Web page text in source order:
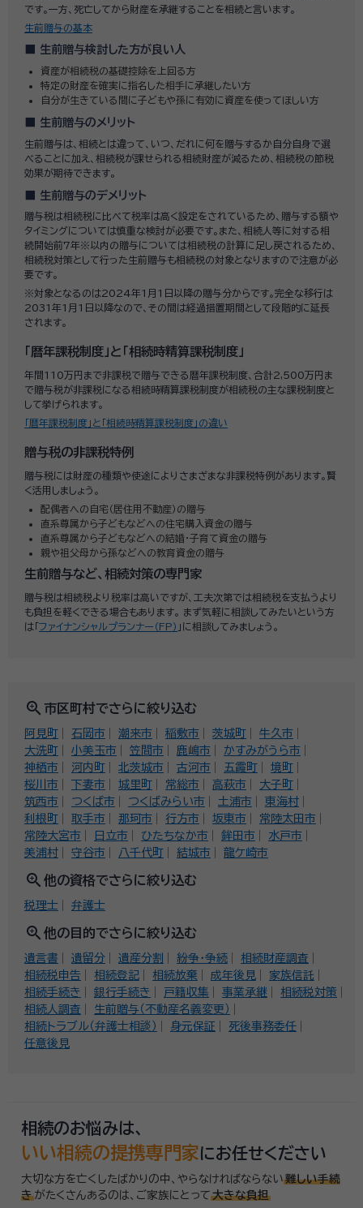
です。一方、死亡してから財産を承継することを相続と言います。
生前贈与の基本
生前贈与検討した方が良い人
資産が相続税の基礎控除を上回る方
特定の財産を確実に指名した相手に承継したい方
自分が生きている間に子どもや孫に有効に資産を使ってほしい方
生前贈与のメリット
生前贈与は、相続とは違って、いつ、だれに何を贈与するか自分自身で選
べることに加え、相続税が課せられる相続財産が減るため、相続税の節税
効果が期待できます。
生前贈与のデメリット
贈与税は相続税に比べて税率は高く設定をされているため、贈与する額や
タイミングについては慎重な検討が必要です。また、相続人等に対する相
続開始前7年※以内の贈与については相続税の計算に足し戻されるため、
相続税対策として行った生前贈与も相続税の対象となりますので注意が必
要です。
※対象となるのは2024年1月1日以降の贈与分からです。完全な移行は
2031年1月1日以降なので、その間は経過措置期間として段階的に延長
されます。
「暦年課税制度」と「相続時精算課税制度」
年間110万円まで非課税で贈与できる暦年課税制度、合計2,500万円ま
で贈与税が非課税になる相続時精算課税制度が相続税の主な課税制度と
して挙げられます。
「暦年課税制度」と「相続時精算課税制度」の違い
贈与税の非課税特例
贈与税には財産の種類や使途によりさまざまな非課税特例があります。賢
く活用しましょう。
配偶者への自宅（居住用不動産）の贈与
直系尊属から子どもなどへの住宅購入資金の贈与
直系尊属から子どもなどへの結婚・子育て資金の贈与
親や祖父母から孫などへの教育資金の贈与
生前贈与など、相続対策の専門家
贈与税は相続税より税率は高いですが、工夫次第では相続税を支払うより
も負担を軽くできる場合もあります。 まず気軽に相談してみたいという方
は「ファイナンシャルプランナー（FP） 」に相談してみましょう。
zoom_in 市区町村でさらに絞り込む
阿見町 石岡市 潮来市 稲敷市 茨城町
牛久市
大洗町
小美玉市 笠間市 鹿嶋市
かすみがうら市
神栖市
河内町 北茨城市 古河市 五霞町
境町
桜川市
下妻市 城里町 常総市 高萩市
大子町
筑西市
つくば市 つくばみらい市 土浦市
東海村
利根町
取手市 那珂市 行方市 坂東市
常陸太田市
常陸大宮市
日立市 ひたちなか市 鉾田市
水戸市
美浦村
守谷市 八千代町 結城市 龍ケ崎市
zoom_in 他の資格でさらに絞り込む
税理士 弁護士
zoom_in 他の目的でさらに絞り込む
遺言書 遺留分 遺産分割 紛争・争続
相続財産調査
相続税申告
相続登記 相続放棄 成年後見
家族信託
相続手続き
銀行手続き 戸籍収集 事業承継
相続税対策
相続人調査
生前贈与（不動産名義変更）
相続トラブル（弁護士相談）
身元保証
死後事務委任
任意後見
相続のお悩みは、
いい相続の提携専門家にお任せください
大切な方を亡くしたばかりの中、やらなければならない 難しい手続
き がたくさんあるのは、 ご家族にとって 大きな負担